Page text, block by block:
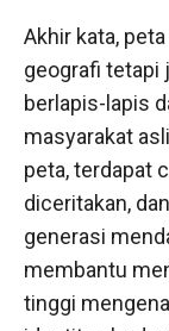
Akhir kata,
geografi tetapi
berlapis-lapis
masyarakat
peta, terdapat
diceritakan,
generasi
membantu
tinggi